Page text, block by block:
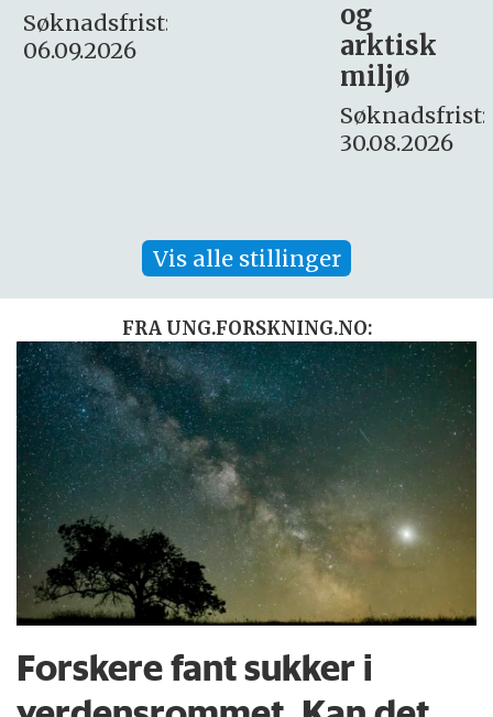
– fast
Søknadsfrist:
16. august.
Vis alle stillinger
FRA UNG.FORSKNING.NO:
Forskere fant sukker i